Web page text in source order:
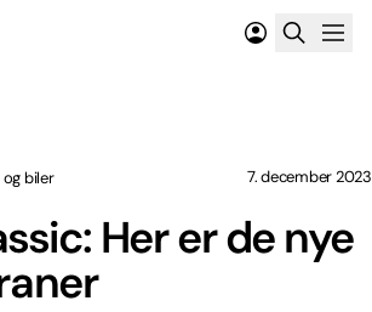
Her er de nye
biler 7. december 2023